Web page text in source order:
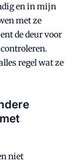
en in mijn
met ze
de deur voor
regel wat ze
niet